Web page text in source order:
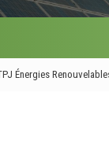
Énergies